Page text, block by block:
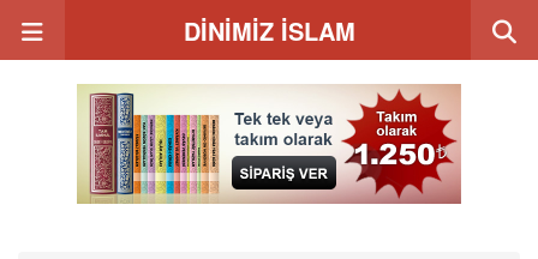
DİNİMİZ İSLAM